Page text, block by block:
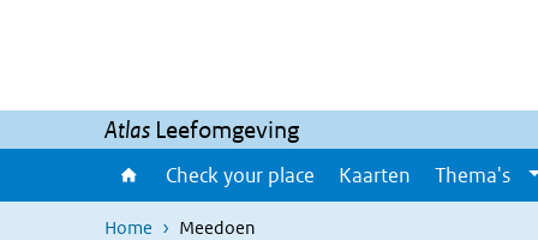
Atlas Leefomgeving
Check your place Kaarten Thema's
Home Meedoen